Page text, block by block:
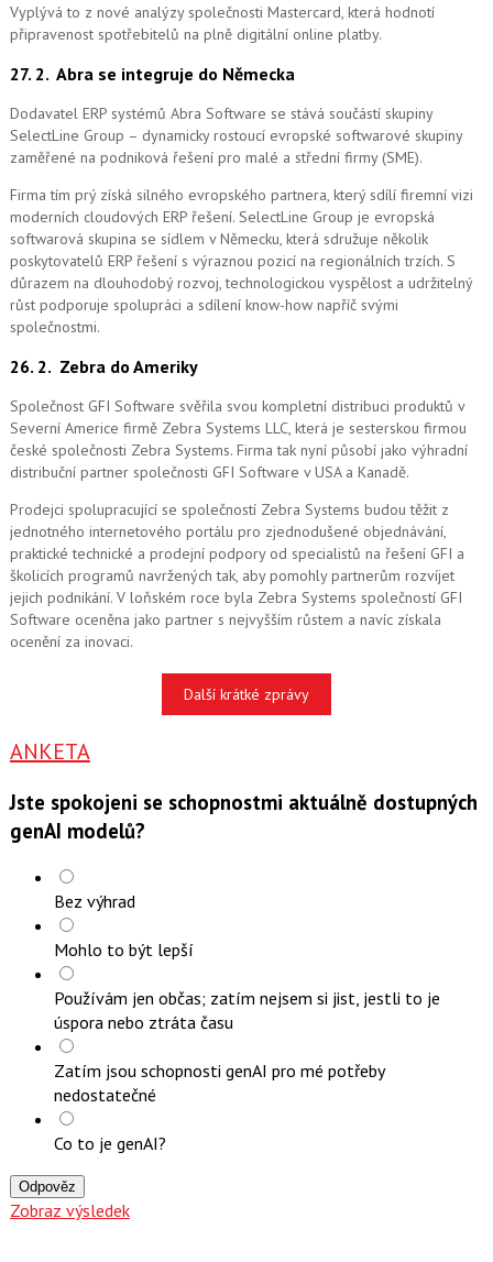
Vyplývá to z nové analýzy společnosti Mastercard, která hodnotí
připravenost spotřebitelů na plně digitální online platby.
27. 2. Abra se integruje do Německa
Dodavatel ERP systémů Abra Software se stává součástí skupiny
SelectLine Group – dynamicky rostoucí evropské softwarové skupiny
zaměřené na podniková řešení pro malé a střední firmy (SME).
Firma tím prý získá silného evropského partnera, který sdílí firemní vizi
moderních cloudových ERP řešení. SelectLine Group je evropská
softwarová skupina se sídlem v Německu, která sdružuje několik
poskytovatelů ERP řešení s výraznou pozicí na regionálních trzích. S
důrazem na dlouhodobý rozvoj, technologickou vyspělost a udržitelný
růst podporuje spolupráci a sdílení know-how napříč svými
společnostmi.
26. 2. Zebra do Ameriky
Společnost GFI Software svěřila svou kompletní distribuci produktů v
Severní Americe firmě Zebra Systems LLC, která je sesterskou firmou
české společnosti Zebra Systems. Firma tak nyní působí jako výhradní
distribuční partner společnosti GFI Software v USA a Kanadě.
Prodejci spolupracující se společností Zebra Systems budou těžit z
jednotného internetového portálu pro zjednodušené objednávání,
praktické technické a prodejní podpory od specialistů na řešení GFI a
školicích programů navržených tak, aby pomohly partnerům rozvíjet
jejich podnikání. V loňském roce byla Zebra Systems společností GFI
Software oceněna jako partner s nejvyšším růstem a navíc získala
ocenění za inovaci.
Další krátké zprávy
ANKETA
Jste spokojeni se schopnostmi aktuálně dostupných
genAI modelů?
Bez výhrad
Mohlo to být lepší
Používám jen občas; zatím nejsem si jist, jestli to je
úspora nebo ztráta času
Zatím jsou schopnosti genAI pro mé potřeby
nedostatečné
Co to je genAI?
Odpověz
Zobraz výsledek